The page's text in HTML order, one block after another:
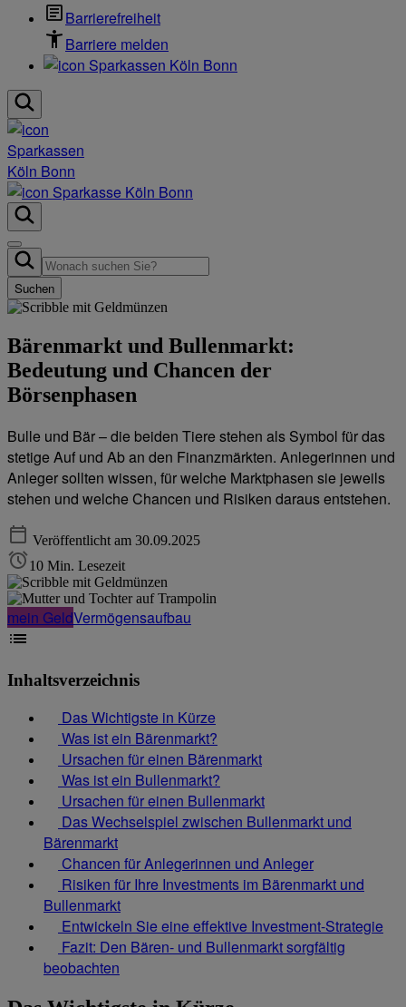
Barrierefreiheit
Barriere melden
Suchen
Bärenmarkt und Bullenmarkt:
Bedeutung und Chancen der
Börsenphasen
Bulle und Bär – die beiden Tiere stehen als Symbol für das
stetige Auf und Ab an den Finanzmärkten. Anlegerinnen und
Anleger sollten wissen, für welche Marktphasen sie jeweils
stehen und welche Chancen und Risiken daraus entstehen.
Veröffentlicht am 30.09.2025
10 Min. Lesezeit
mein GeldVermögensaufbau
Inhaltsverzeichnis
Das Wichtigste in Kürze
Was ist ein Bärenmarkt?
Ursachen für einen Bärenmarkt
Was ist ein Bullenmarkt?
Ursachen für einen Bullenmarkt
Das Wechselspiel zwischen Bullenmarkt und
Bärenmarkt
Chancen für Anlegerinnen und Anleger
Risiken für Ihre Investments im Bärenmarkt und
Bullenmarkt
Entwickeln Sie eine effektive Investment-Strategie
Fazit: Den Bären- und Bullenmarkt sorgfältig
beobachten